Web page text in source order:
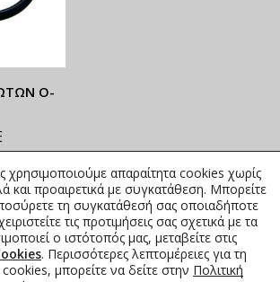
Ο-
ΣΤΟ
PDF
Φ.Π.Α.
χρησιμοποιούμε απαραίτητα cookies χωρίς
και προαιρετικά με συγκατάθεση. Μπορείτε
τη συγκατάθεσή σας οποιαδήποτε
τις προτιμήσεις σας σχετικά με τα
ο ιστότοπός μας, μεταβείτε στις
. Περισσότερες λεπτομέρειες για τη
μπορείτε να δείτε στην Πολιτική